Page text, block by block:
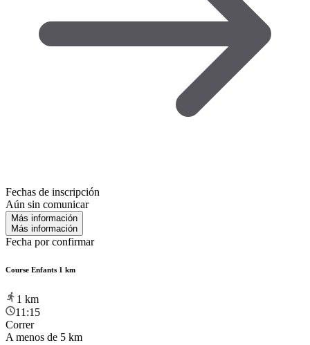
Fechas de inscripción
Aún sin comunicar
Más información
Más información
Fecha por confirmar
Course Enfants 1 km
1 km
11:15
Correr
A menos de 5 km